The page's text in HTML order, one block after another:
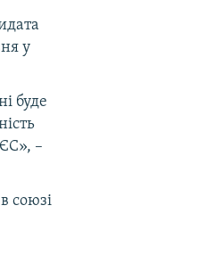
у
буде
–
союзі